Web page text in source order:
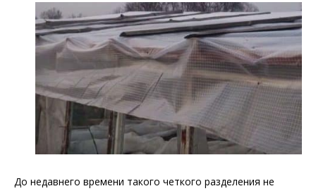
До недавнего времени такого четкого разделения не